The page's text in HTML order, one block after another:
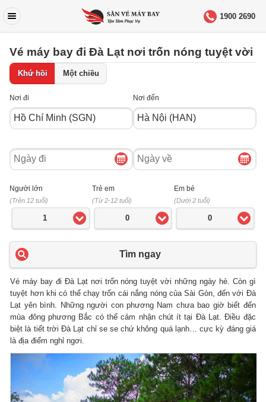
1900 2690
Vé máy bay đi Đà Lạt nơi trốn nóng tuyệt vời
Khứ hồi Một chiều
Nơi đi Nơi đến
Ngày
đi
Ngày
về
Người lớn
(Trên 12 tuổi)
1
Trẻ em
(Từ 2-12 tuổi)
0
Em bé
(Dưới 2 tuổi)
0
Tìm ngay
Vé máy bay đi Đà Lạt nơi trốn nóng tuyệt vời những ngày hè. Còn gì
tuyệt hơn khi có thể chạy trốn cái nắng nóng của Sài Gòn, đến với Đà
Lạt yên bình. Những người con phương Nam chưa bao giờ biết đến
mùa đông phương Bắc có thể cảm nhận chút ít tại Đà Lạt. Điều đặc
biệt là tiết trời Đà Lạt chỉ se se chứ không quá lạnh… cực kỳ đáng giá
là địa điểm nghỉ ngơi.